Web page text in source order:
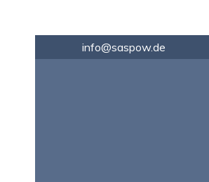
info@saspow.de